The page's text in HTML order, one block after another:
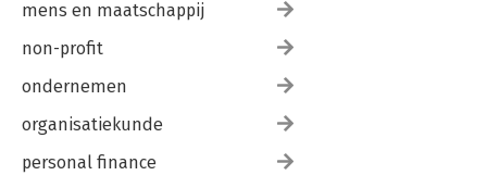
mens en maatschappij
non-profit
ondernemen
organisatiekunde
personal finance